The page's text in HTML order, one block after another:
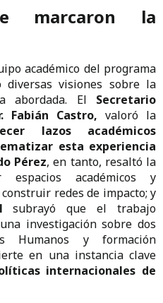
marcaron la
académico del programa
diversas visiones sobre la
abordada. El Secretario
Fabián Castro, valoró la
lazos académicos
esta experiencia
Pérez, en tanto, resaltó la
espacios académicos y
redes de impacto; y
subrayó que el trabajo
investigación sobre dos
Humanos y formación
en una instancia clave
internacionales de